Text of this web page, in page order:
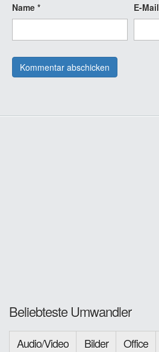
Name * E-Mail
Beliebteste Umwandler
Audio/Video Bilder Office